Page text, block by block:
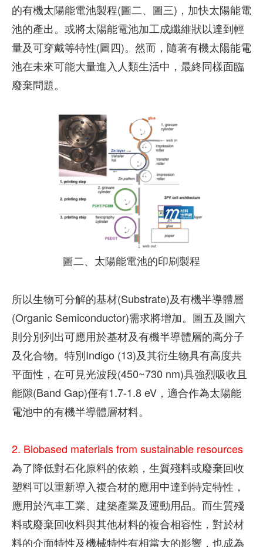
的有機太陽能電池製程(圖二、圖三)，加快太陽能電
池的產出。或將太陽能電池加工成纖維狀以達到輕
量及可穿戴等特性(圖四)。然而，隨著有機太陽能電
池在未來可能大量進入人類生活中，最終同樣面臨
廢棄問題。
圖二、太陽能電池的印刷製程
所以生物可分解的基材(Substrate)及有機半導體層
(Organic Semiconductor)需求將增加。圖五及圖六
則分別列出可應用於基材及有機半導體層的高分子
及化合物。特別Indigo (13)及其衍生物具有高度共
平面性，在可見光波段(450~730 nm)具強烈吸收且
能隙(Band Gap)僅有1.7-1.8 eV，適合作為太陽能
電池中的有機半導體層材料。
2. Biobased materials from sustainable resources
為了降低對石化原料的依賴，生質殘料或廢棄回收
塑料可以重新導入複合材的應用中達到特定特性，
應用於汽車工業、建築產業及運動用品。而生質殘
料或廢棄回收料與其他材料的複合相容性，對於材
料的介面特性及機械特性有相當大的影響，也成為